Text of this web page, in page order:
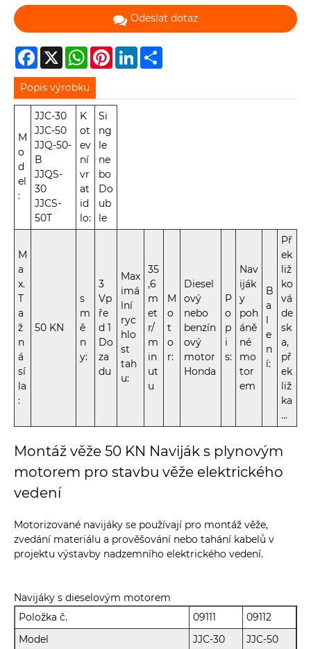
Odeslat dotaz
Facebook
X WhatsAppPinterestLinkedIn
Popis výrobku
M
o
d
el
:
JJC-30
JJC-50
JJQ-50-
B
JJQS-
30
JJCS-
50T
K
ot
ev
ní
vr
at
id
lo:
Si
ng
le
ne
bo
Do
ub
le
M
a
x.
T
a
ž
n
á
sí
la
:
50 KN
s
m
ě
n
y:
3
Vp
ře
d 1
Do
za
du
Max
imá
lní
ryc
hlo
st
tah
u:
35
,6
m
et
r/
m
in
ut
u
M
o
t
o
r:
Diesel
ový
nebo
benzín
ový
motor
Honda
P
o
p
i
s:
Nav
iják
y
poh
áně
né
mo
tor
em
B
a
l
e
n
í:
Př
ek
liž
ko
vá
de
sk
a,
př
ek
liž
ka
...
Montáž věže 50 KN Naviják s plynovým
motorem pro stavbu věže elektrického
vedení
Motorizované navijáky se používají pro montáž věže,
zvedání materiálu a prověšování nebo tahání kabelů v
projektu výstavby nadzemního elektrického vedení.
Navijáky s dieselovým motorem
Položka č.
09111
09112
Model
JJC-30
JJC-50